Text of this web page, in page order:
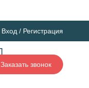
Вход / Регистрация
Заказать звонок